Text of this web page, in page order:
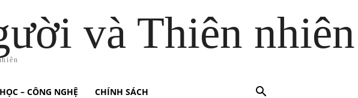
và Thiên nhiên
– CÔNG NGHỆ CHÍNH SÁCH